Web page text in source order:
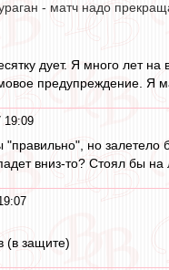
- матч надо
дует. Я много лет
предупреждение. Я
19:09
"правильно", но
вниз-то? Стоял бы
(в защите)